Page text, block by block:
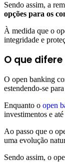
Sendo assim, a
opções para os
À medida que o
integridade e
O que
O open banking
estendendo-se
Enquanto o open
investimentos e
Ao passo que o
uma evolução
Sendo assim, o